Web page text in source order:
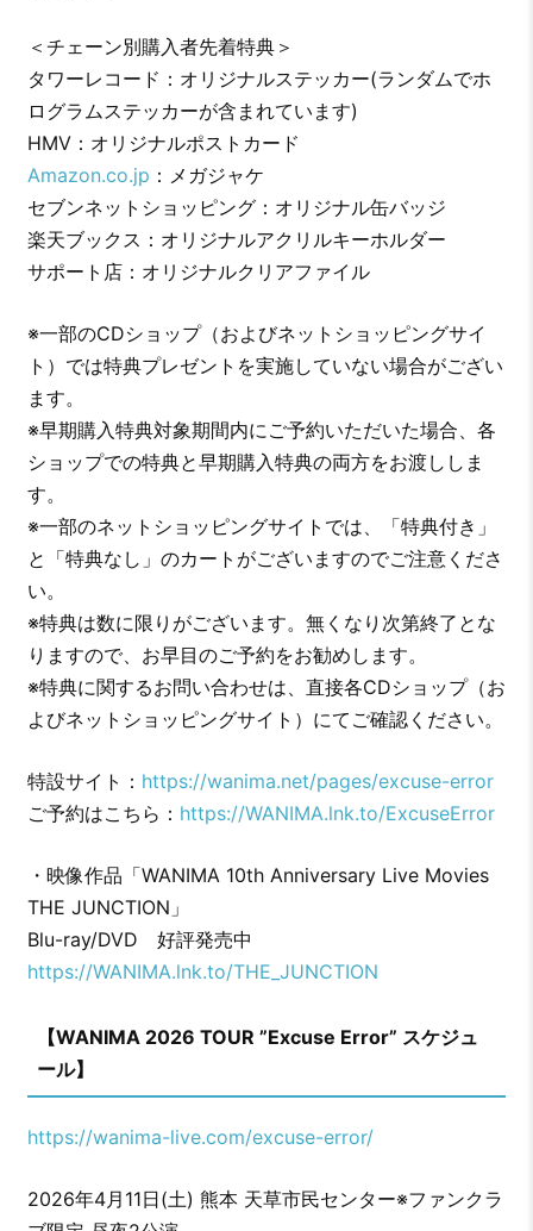
＜チェーン別購入者先着特典＞
タワーレコード：オリジナルステッカー(ランダムでホ
ログラムステッカーが含まれています)
HMV：オリジナルポストカード
Amazon.co.jp ：メガジャケ
セブンネットショッピング：オリジナル缶バッジ
楽天ブックス：オリジナルアクリルキーホルダー
サポート店：オリジナルクリアファイル
※一部のCDショップ（およびネットショッピングサイ
ト）では特典プレゼントを実施していない場合がござい
ます。
※早期購入特典対象期間内にご予約いただいた場合、各
ショップでの特典と早期購入特典の両方をお渡ししま
す。
※一部のネットショッピングサイトでは、「特典付き」
と「特典なし」のカートがございますのでご注意くださ
い。
※特典は数に限りがございます。無くなり次第終了とな
りますので、お早目のご予約をお勧めします。
※特典に関するお問い合わせは、直接各CDショップ（お
よびネットショッピングサイト）にてご確認ください。
特設サイト： https://wanima.net/pages/excuse-error
ご予約はこちら： https://WANIMA.lnk.to/ExcuseError
・映像作品「WANIMA 10th Anniversary Live Movies
THE JUNCTION」
Blu-ray/DVD 好評発売中
https://WANIMA.lnk.to/THE_JUNCTION
【WANIMA 2026 TOUR ”Excuse Error” スケジュ
ール】
https://wanima-live.com/excuse-error/
2026年4月11日(土) 熊本 天草市民センター※ファンクラ